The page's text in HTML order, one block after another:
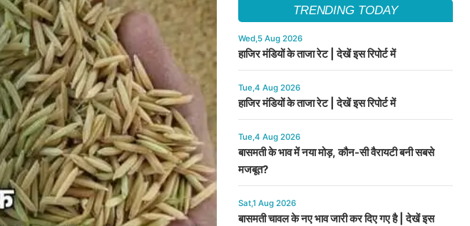
TRENDING TODAY
Wed,5 Aug 2026
हाजिर मंडियों के ताजा रेट | देखें इस रिपोर्ट में
Tue,4 Aug 2026
हाजिर मंडियों के ताजा रेट | देखें इस रिपोर्ट में
Tue,4 Aug 2026
बासमती के भाव में नया मोड़, कौन-सी वैरायटी बनी सबसे
मजबूत?
Sat,1 Aug 2026
बासमती चावल के नए भाव जारी कर दिए गए है | देखें इस